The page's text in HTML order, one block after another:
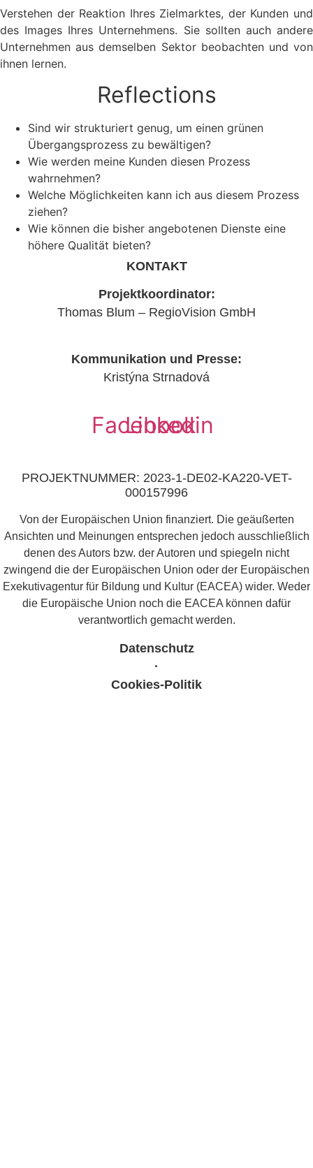
Verstehen der Reaktion Ihres Zielmarktes, der Kunden und
des Images Ihres Unternehmens. Sie sollten auch andere
Unternehmen aus demselben Sektor beobachten und von
ihnen lernen.
Reflections
Sind wir strukturiert genug, um einen grünen
Übergangsprozess zu bewältigen?
Wie werden meine Kunden diesen Prozess
wahrnehmen?
Welche Möglichkeiten kann ich aus diesem Prozess
ziehen?
Wie können die bisher angebotenen Dienste eine
höhere Qualität bieten?
KONTAKT
Projektkoordinator:
Thomas Blum – RegioVision GmbH
Kommunikation und Presse:
Kristýna Strnadová
Facebook
Linkedin
PROJEKTNUMMER: 2023-1-DE02-KA220-VET-
000157996
Von der Europäischen Union finanziert. Die geäußerten
Ansichten und Meinungen entsprechen jedoch ausschließlich
denen des Autors bzw. der Autoren und spiegeln nicht
zwingend die der Europäischen Union oder der Europäischen
Exekutivagentur für Bildung und Kultur (EACEA) wider. Weder
die Europäische Union noch die EACEA können dafür
verantwortlich gemacht werden.
Datenschutz
·
Cookies-Politik